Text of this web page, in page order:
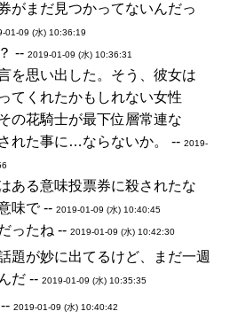
がまだ見つかってないんだっ
01-09 (水) 10:36:19
-- 2019-01-09 (水) 10:36:31
を思い出した。そう、彼女は
てくれたかもしれない女性
の花騎士が最下位層常連な
れた事に…ならないか。 -- 2019-
ある意味投票券に殺されたな
味で -- 2019-01-09 (水) 10:40:45
ったね -- 2019-01-09 (水) 10:42:30
題が妙に出てるけど、まだ一週
だ -- 2019-01-09 (水) 10:35:35
2019-01-09 (水) 10:40:42